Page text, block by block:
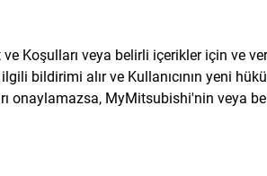
Koşulları veya belirli içerikler için ve
bildirimi alır ve Kullanıcının yeni
onaylamazsa, MyMitsubishi'nin veya